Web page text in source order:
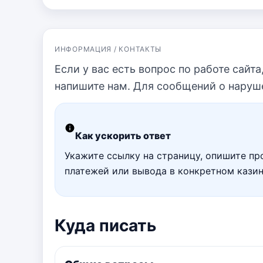
ИНФОРМАЦИЯ / КОНТАКТЫ
Если у вас есть вопрос по работе
напишите нам. Для сообщений о
Как ускорить ответ
Укажите ссылку на страницу, опишите
платежей или вывода в конкретном
Куда писать